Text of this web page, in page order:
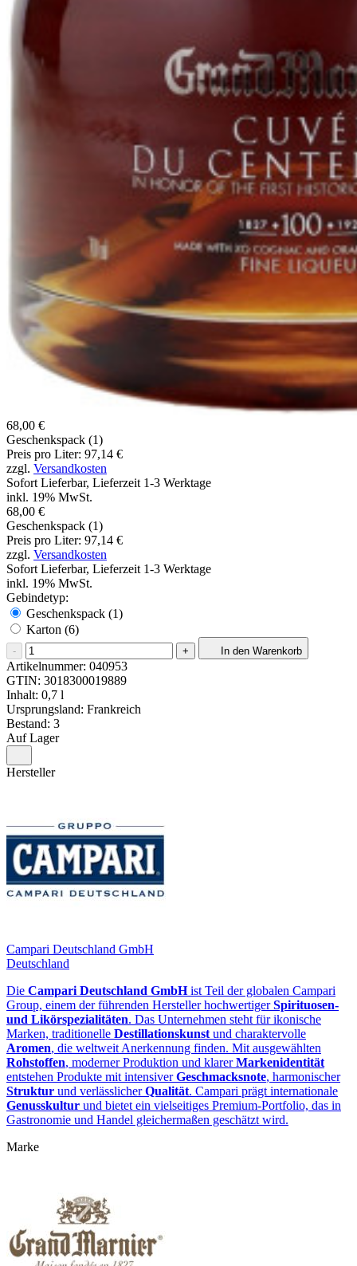
68,00 €
Geschenkspack (1)
Preis pro Liter: 97,14 €
zzgl. Versandkosten
Sofort Lieferbar, Lieferzeit 1-3 Werktage
inkl. 19% MwSt.
68,00 €
Geschenkspack (1)
Preis pro Liter: 97,14 €
zzgl. Versandkosten
Sofort Lieferbar, Lieferzeit 1-3 Werktage
inkl. 19% MwSt.
Gebindetyp:
Geschenkspack (1)
Karton (6)
- + In den Warenkorb
Artikelnummer: 040953
GTIN: 3018300019889
Inhalt: 0,7 l
Ursprungsland: Frankreich
Bestand: 3
Auf Lager
Hersteller
Campari Deutschland GmbH
Deutschland
Die Campari Deutschland GmbHist Teil der globalen Campari
Group, einem der führenden Hersteller hochwertigerSpirituosen‑
und Likörspezialitäten. Das Unternehmen steht für ikonische
Marken, traditionelle Destillationskunst und charaktervolle
Aromen, die weltweit Anerkennung finden. Mit ausgewählten
Rohstoffen, moderner Produktion und klarerMarkenidentität
entstehen Produkte mit intensiverGeschmacksnote, harmonischer
Struktur und verlässlicherQualität. Campari prägt internationale
Genusskultur und bietet ein vielseitiges Premium‑Portfolio, das in
Gastronomie und Handel gleichermaßen geschätzt wird.
Marke